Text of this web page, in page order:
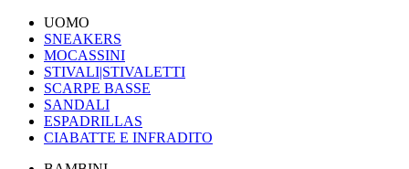
UOMO
SNEAKERS
MOCASSINI
STIVALI|STIVALETTI
SCARPE BASSE
SANDALI
ESPADRILLAS
CIABATTE E INFRADITO